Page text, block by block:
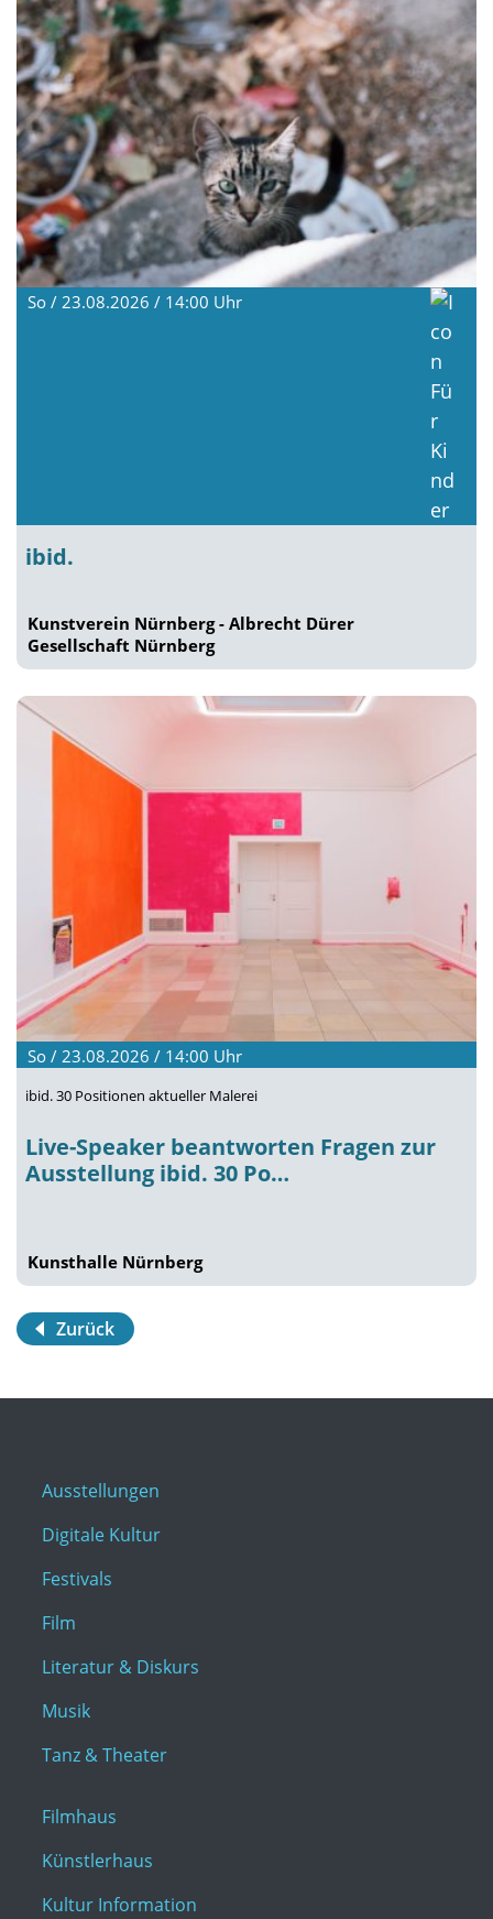
So / 23.08.2026 / 14:00 Uhr
ibid.
Kunstverein Nürnberg - Albrecht Dürer
Gesellschaft Nürnberg
So / 23.08.2026 / 14:00 Uhr
ibid. 30 Positionen aktueller Malerei
Live-Speaker beantworten Fragen zur
Ausstellung ibid. 30 Po…
Kunsthalle Nürnberg
Zurück
Ausstellungen
Digitale Kultur
Festivals
Film
Literatur & Diskurs
Musik
Tanz & Theater
Filmhaus
Künstlerhaus
Kultur Information